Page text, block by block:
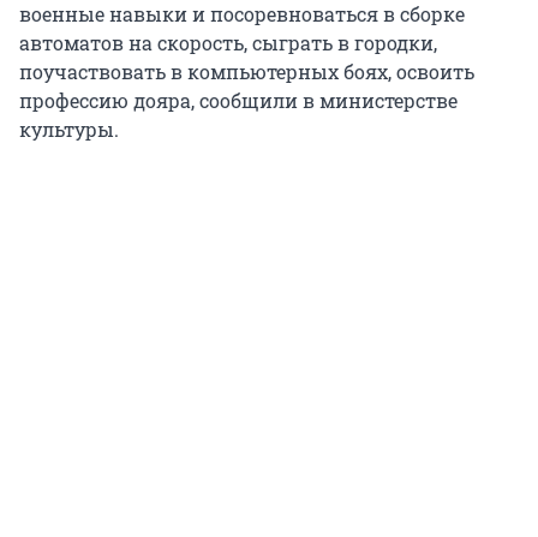
военные навыки и посоревноваться в сборке
автоматов на скорость, сыграть в городки,
поучаствовать в компьютерных боях, освоить
профессию дояра, сообщили в министерстве
культуры.